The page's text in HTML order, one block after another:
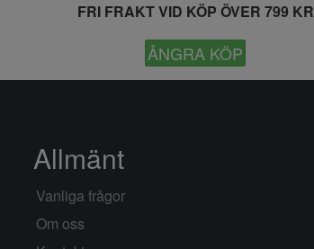
FRI FRAKT VID KÖP ÖVER 799 KR
ÅNGRA KÖP
Allmänt
Vanliga frågor
Om oss